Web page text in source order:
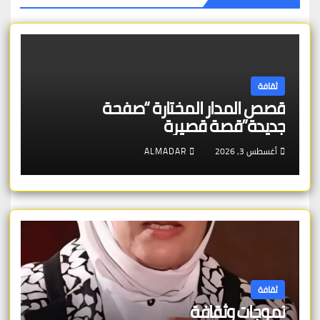
ثقافة
قصص المدار المختارة “صفحة
جديدة”قصة قصيرة
أغسطس 3, 2026 ALMADAR
ثقافة
تموجات وثقافة